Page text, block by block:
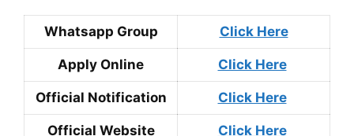
Whatsapp Group Click Here
Apply Online Click Here
Official Notification Click Here
Official Website Click Here